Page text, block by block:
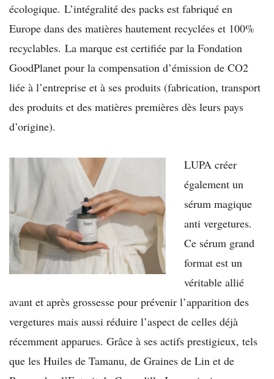
écologique. L’intégralité des packs est fabriqué en
Europe dans des matières hautement recyclées et 100%
recyclables. La marque est certifiée par la Fondation
GoodPlanet pour la compensation d’émission de CO2
liée à l’entreprise et à ses produits (fabrication, transport
des produits et des matières premières dès leurs pays
d’origine).
LUPA créer
également un
sérum magique
anti vergetures.
Ce sérum grand
format est un
véritable allié
avant et après grossesse pour prévenir l’apparition des
vergetures mais aussi réduire l’aspect de celles déjà
récemment apparues. Grâce à ses actifs prestigieux, tels
que les Huiles de Tamanu, de Graines de Lin et de